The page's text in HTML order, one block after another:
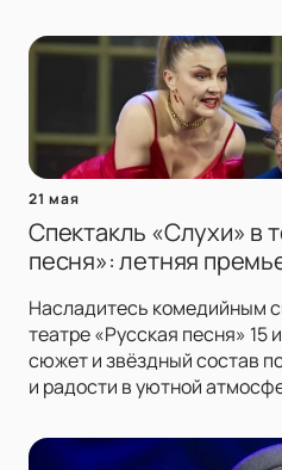
21 мая
Спектакль «Слухи» в
песня»: летняя
Насладитесь комедийным
театре «Русская песня»
сюжет и звёздный состав
и радости в уютной